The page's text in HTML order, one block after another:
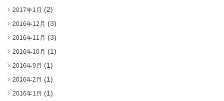
2017年1月 (2)
2016年12月 (3)
2016年11月 (3)
2016年10月 (1)
2016年9月 (1)
2016年2月 (1)
2016年1月 (1)